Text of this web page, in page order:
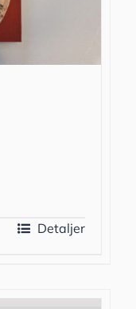
Detaljer